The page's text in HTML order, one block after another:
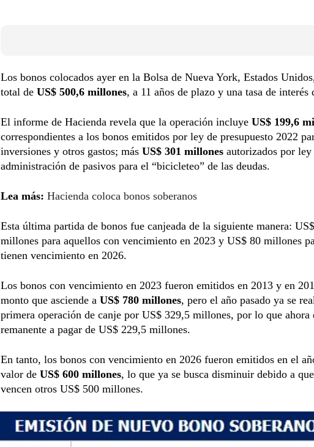
Los bonos colocados ayer en la Bolsa de Nueva York, Estados
total de US$ 500,6 millones, a 11 años de plazo y una tasa de interés
El informe de Hacienda revela que la operación incluye US$ 199,6
correspondientes a los bonos emitidos por ley de presupuesto 2022
inversiones y otros gastos; más US$ 301 millones autorizados por ley
administración de pasivos para el “bicicleteo” de las deudas.
Lea más: Hacienda coloca bonos soberanos
Esta última partida de bonos fue canjeada de la siguiente manera:
millones para aquellos con vencimiento en 2023 y US$ 80 millones
tienen vencimiento en 2026.
Los bonos con vencimiento en 2023 fueron emitidos en 2013 y en
monto que asciende a US$ 780 millones, pero el año pasado ya se
primera operación de canje por US$ 329,5 millones, por lo que ahora
remanente a pagar de US$ 229,5 millones.
En tanto, los bonos con vencimiento en 2026 fueron emitidos en el
valor de US$ 600 millones, lo que ya se busca disminuir debido a
vencen otros US$ 500 millones.